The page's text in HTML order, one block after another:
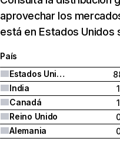
aprovechar los
está en Estados Unidos
País
Estados Unidos
India
Canadá
Reino Unido
Alemania